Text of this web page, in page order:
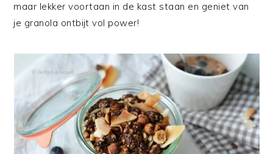
maar lekker voortaan in de kast staan en geniet van
je granola ontbijt vol power!